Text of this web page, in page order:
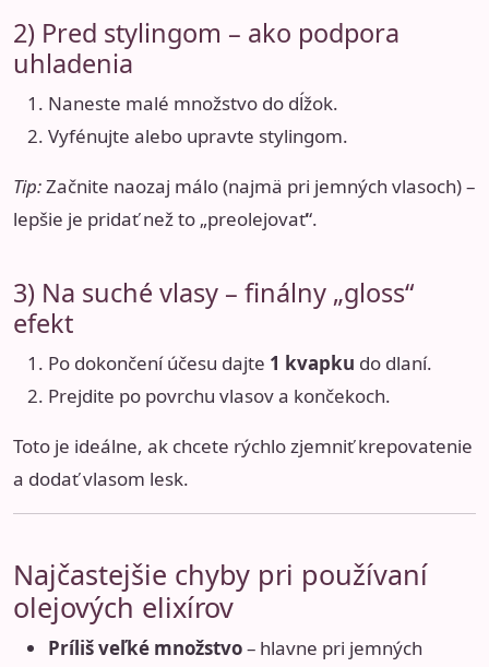
2) Pred stylingom – ako podpora
uhladenia
Naneste malé množstvo do dĺžok.
Vyfénujte alebo upravte stylingom.
Tip:Začnite naozaj málo (najmä pri jemných vlasoch) –
lepšie je pridať než to „preolejovať“.
3) Na suché vlasy – finálny „gloss“
efekt
Po dokončení účesu dajte 1 kvapku do dlaní.
Prejdite po povrchu vlasov a končekoch.
Toto je ideálne, ak chcete rýchlo zjemniť krepovatenie
a dodať vlasom lesk.
Najčastejšie chyby pri používaní
olejových elixírov
Príliš veľké množstvo– hlavne pri jemných